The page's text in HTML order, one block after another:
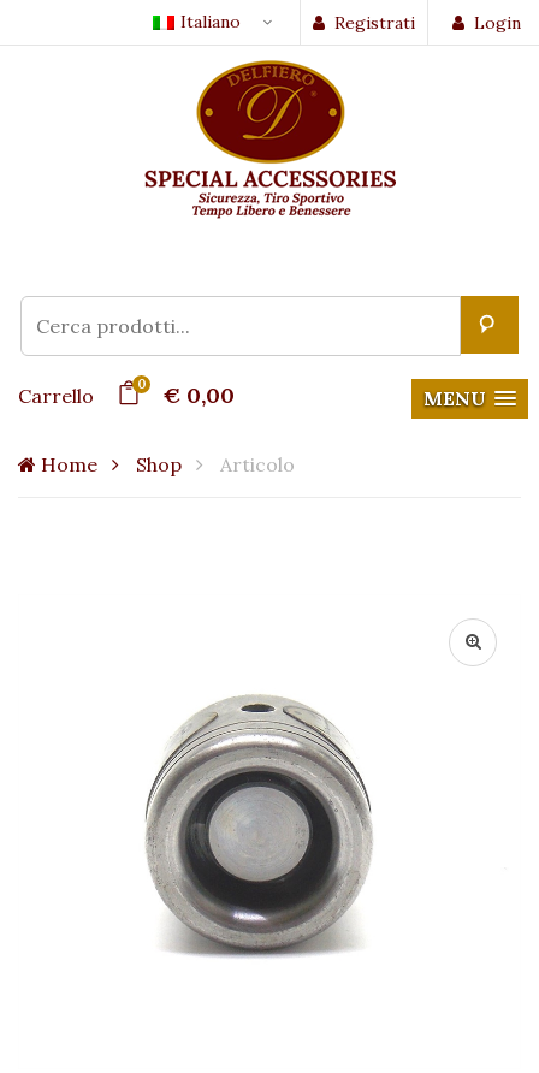
Login
Registrati
Italiano
Carrello 0 € 0,00 MENU
Home Shop Articolo